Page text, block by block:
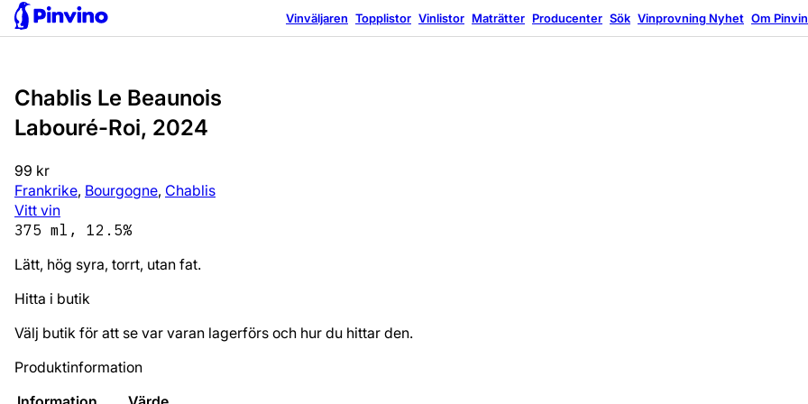
Vinväljaren Topplistor Vinlistor Maträtter Producenter Sök Vinprovning Nyhet Om
Bra utan mat
Chablis Le Beaunois
Labouré-Roi, 2024
99 kr
Frankrike, Bourgogne, Chablis
Vitt vin
375 ml, 12.5%
Lätt, hög syra, torrt, utan fat.
Hitta i butik
Välj butik för att se var varan lagerförs och hur du hittar den.
Produktinformation